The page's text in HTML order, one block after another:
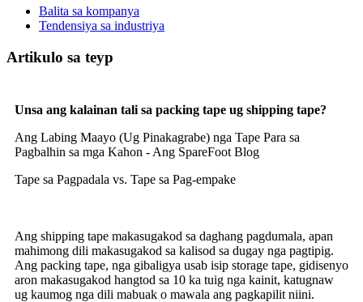
Balita sa kompanya
Tendensiya sa industriya
Artikulo sa teyp
Unsa ang kalainan tali sa packing tape ug shipping tape?
Ang Labing Maayo (Ug Pinakagrabe) nga Tape Para sa
Pagbalhin sa mga Kahon - Ang SpareFoot Blog
Tape sa Pagpadala vs. Tape sa Pag-empake
Ang shipping tape makasugakod sa daghang pagdumala, apan
mahimong dili makasugakod sa kalisod sa dugay nga pagtipig.
Ang packing tape, nga gibaligya usab isip storage tape, gidisenyo
aron makasugakod hangtod sa 10 ka tuig nga kainit, katugnaw
ug kaumog nga dili mabuak o mawala ang pagkapilit niini.